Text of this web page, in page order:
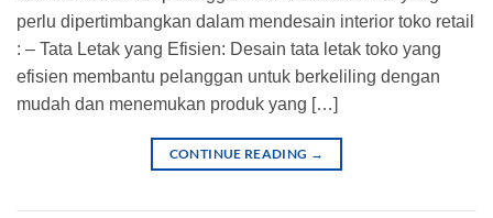
perlu dipertimbangkan dalam mendesain interior toko retail
: – Tata Letak yang Efisien: Desain tata letak toko yang
efisien membantu pelanggan untuk berkeliling dengan
mudah dan menemukan produk yang […]
CONTINUE READING →